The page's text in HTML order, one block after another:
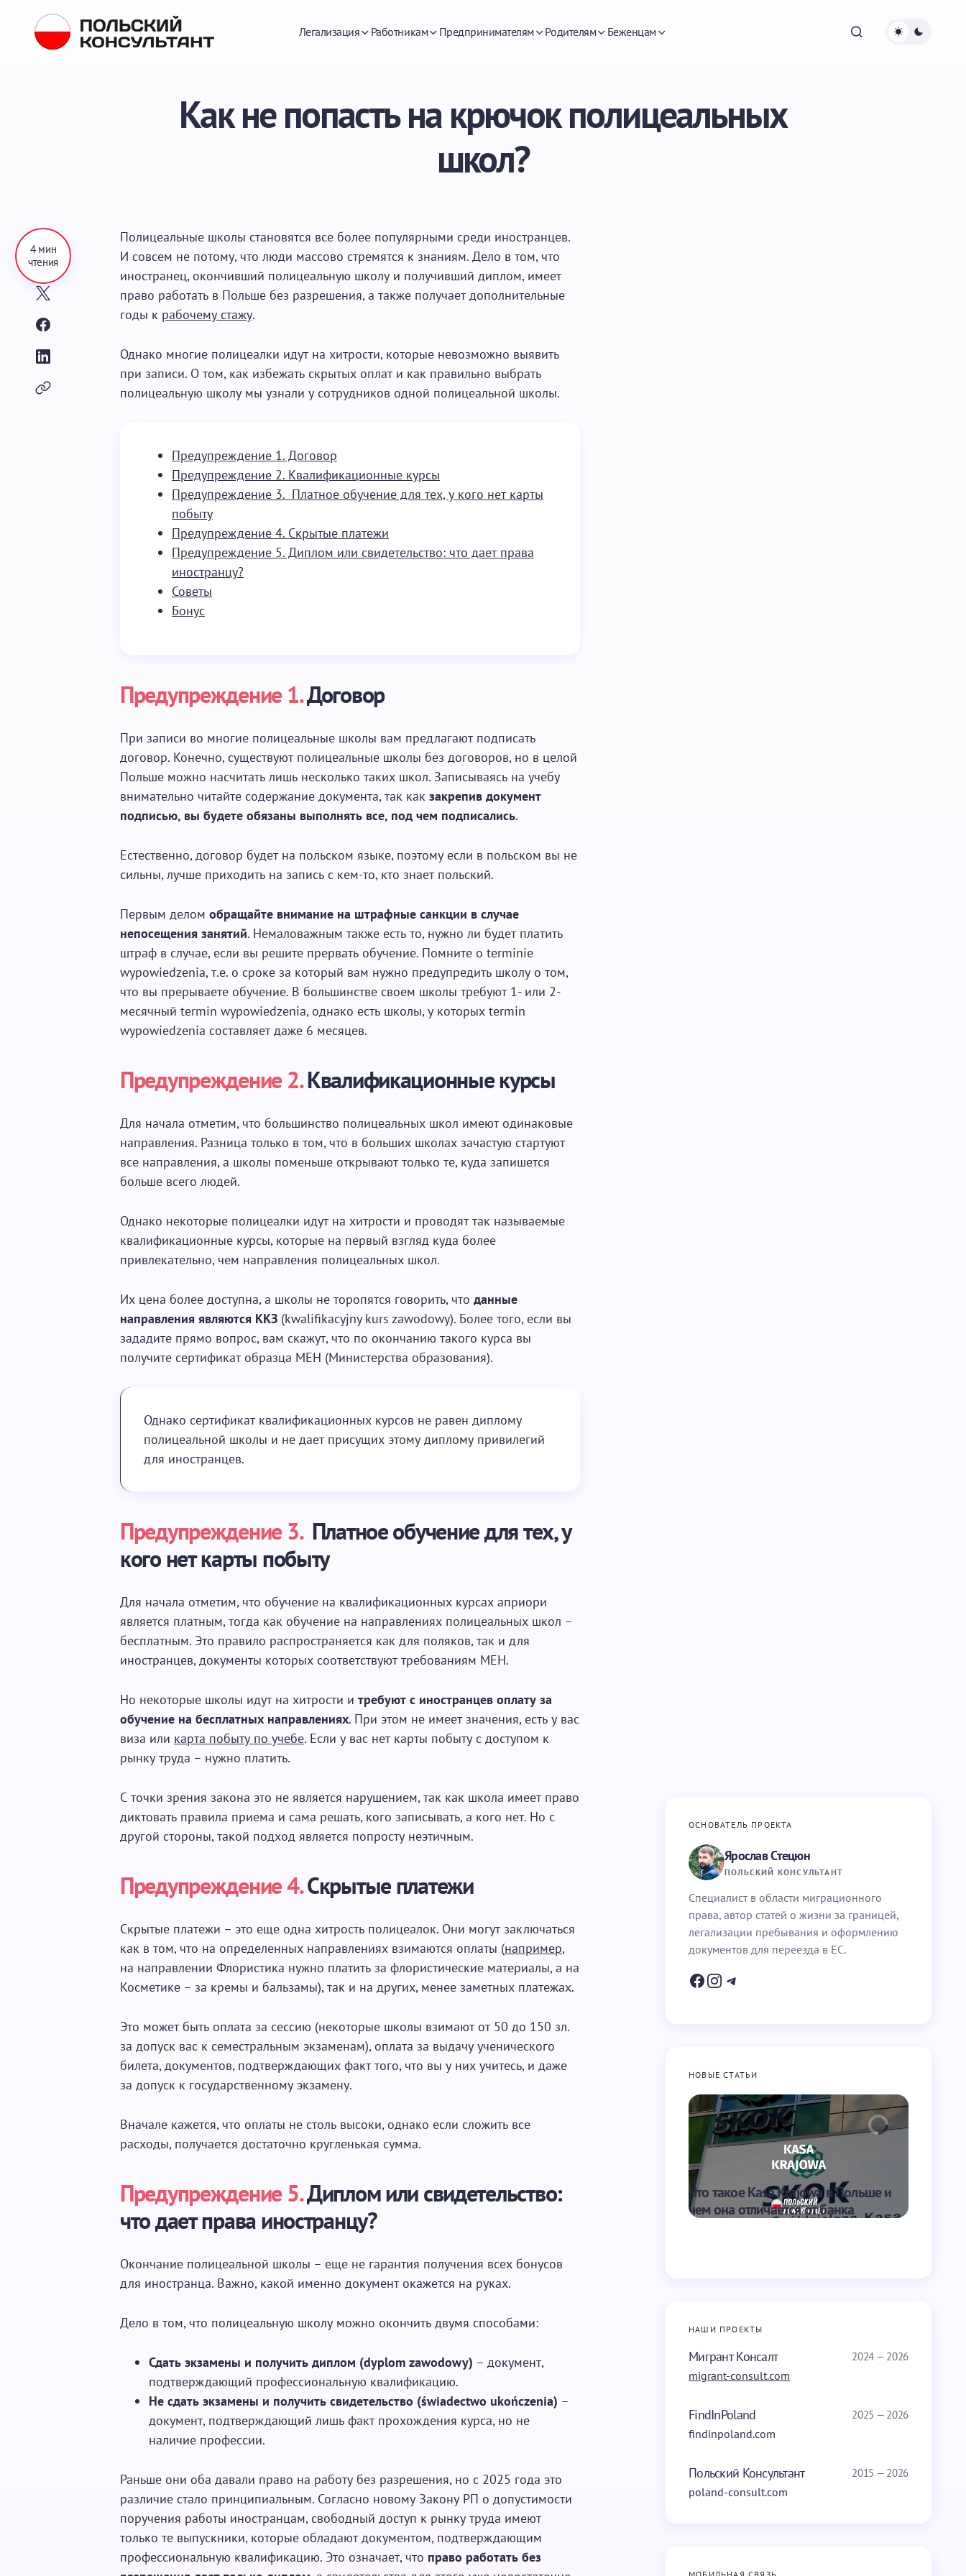
Легализация Работникам Предпринимателям Родителям Беженцам
Как не попасть на крючок полицеальных
школ?
4 мин
чтения
Полицеальные школы становятся все более популярными среди иностранцев.
И совсем не потому, что люди массово стремятся к знаниям. Дело в том, что
иностранец, окончивший полицеальную школу и получивший диплом, имеет
право работать в Польше без разрешения, а также получает дополнительные
годы к рабочему стажу.
Однако многие полицеалки идут на хитрости, которые невозможно выявить
при записи. О том, как избежать скрытых оплат и как правильно выбрать
полицеальную школу мы узнали у сотрудников одной полицеальной школы.
Предупреждение 1. Договор
Предупреждение 2. Квалификационные курсы
Предупреждение 3. Платное обучение для тех, у кого нет карты
побыту
Предупреждение 4. Скрытые платежи
Предупреждение 5. Диплом или свидетельство: что дает права
иностранцу?
Советы
Бонус
Предупреждение 1.Договор
При записи во многие полицеальные школы вам предлагают подписать
договор. Конечно, существуют полицеальные школы без договоров, но в целой
Польше можно насчитать лишь несколько таких школ. Записываясь на учебу
внимательно читайте содержание документа, так как закрепив документ
подписью, вы будете обязаны выполнять все, под чем подписались.
Естественно, договор будет на польском языке, поэтому если в польском вы не
сильны, лучше приходить на запись с кем-то, кто знает польский.
Первым делом обращайте внимание на штрафные санкции в случае
непосещения занятий. Немаловажным также есть то, нужно ли будет платить
штраф в случае, если вы решите прервать обучение. Помните о terminie
wypowiedzenia, т.е. о сроке за который вам нужно предупредить школу о том,
что вы прерываете обучение. В большинстве своем школы требуют 1- или 2-
месячный termin wypowiedzenia, однако есть школы, у которых termin
wypowiedzenia составляет даже 6 месяцев.
Предупреждение 2.Квалификационные курсы
Для начала отметим, что большинство полицеальных школ имеют одинаковые
направления. Разница только в том, что в больших школах зачастую стартуют
все направления, а школы поменьше открывают только те, куда запишется
больше всего людей.
Однако некоторые полицеалки идут на хитрости и проводят так называемые
квалификационные курсы, которые на первый взгляд куда более
привлекательно, чем направления полицеальных школ.
Их цена более доступна, а школы не торопятся говорить, что данные
направления являются ККЗ (kwalifikacyjny kurs zawodowy). Более того, если вы
зададите прямо вопрос, вам скажут, что по окончанию такого курса вы
получите сертификат образца МЕН (Министерства образования).
Однако сертификат квалификационных курсов не равен диплому
полицеальной школы и не дает присущих этому диплому привилегий
для иностранцев.
Предупреждение 3.Платное обучение для тех, у
кого нет карты побыту
Для начала отметим, что обучение на квалификационных курсах априори
является платным, тогда как обучение на направлениях полицеальных школ –
бесплатным. Это правило распространяется как для поляков, так и для
иностранцев, документы которых соответствуют требованиям МЕН.
Но некоторые школы идут на хитрости и требуют с иностранцев оплату за
обучение на бесплатных направлениях. При этом не имеет значения, есть у вас
виза или карта побыту по учебе. Если у вас нет карты побыту с доступом к
рынку труда – нужно платить.
С точки зрения закона это не является нарушением, так как школа имеет право
диктовать правила приема и сама решать, кого записывать, а кого нет. Но с
другой стороны, такой подход является попросту неэтичным.
Предупреждение 4.Скрытые платежи
Скрытые платежи – это еще одна хитрость полицеалок. Они могут заключаться
как в том, что на определенных направлениях взимаются оплаты (например,
на направлении Флористика нужно платить за флористические материалы, а на
Косметике – за кремы и бальзамы), так и на других, менее заметных платежах.
Это может быть оплата за сессию (некоторые школы взимают от 50 до 150 зл.
за допуск вас к семестральным экзаменам), оплата за выдачу ученического
билета, документов, подтверждающих факт того, что вы у них учитесь, и даже
за допуск к государственному экзамену.
Вначале кажется, что оплаты не столь высоки, однако если сложить все
расходы, получается достаточно кругленькая сумма.
Предупреждение 5.Диплом или свидетельство:
что дает права иностранцу?
Окончание полицеальной школы – еще не гарантия получения всех бонусов
для иностранца. Важно, какой именно документ окажется на руках.
Дело в том, что полицеальную школу можно окончить двумя способами:
Сдать экзамены и получить диплом (dyplom zawodowy) – документ,
подтверждающий профессиональную квалификацию.
Не сдать экзамены и получить свидетельство (świadectwo ukończenia) –
документ, подтверждающий лишь факт прохождения курса, но не
наличие профессии.
Раньше они оба давали право на работу без разрешения, но с 2025 года это
различие стало принципиальным. Согласно новому Закону РП о допустимости
поручения работы иностранцам, свободный доступ к рынку труда имеют
только те выпускники, которые обладают документом, подтверждающим
профессиональную квалификацию. Это означает, что право работать без
ОСНОВАТЕЛЬ ПРОЕКТА
Ярослав Стецюн
ПОЛЬСКИЙ КОНСУЛЬТАНТ
Специалист в области миграционного
права, автор статей о жизни за границей,
легализации пребывания и оформлению
документов для переезда в ЕС.
НОВЫЕ СТАТЬИ
Что такое Kasa Krajowa в Польше и
чем она отличается от банка
НАШИ ПРОЕКТЫ
Мигрант Консалт 2024 — 2026
migrant-consult.com
FindInPoland 2025 — 2026
findinpoland.com
Польский Консультант 2015 — 2026
poland-consult.com